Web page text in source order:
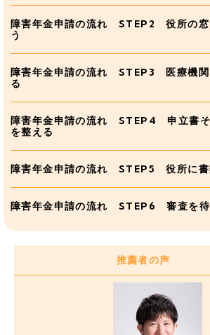
障害年金申請の流れ STEP2 役所の窓
う
障害年金申請の流れ STEP3 医療機関
る
障害年金申請の流れ STEP4 申立書そ
を整える
障害年金申請の流れ STEP5 役所に書
障害年金申請の流れ STEP6 審査を
推薦者の声